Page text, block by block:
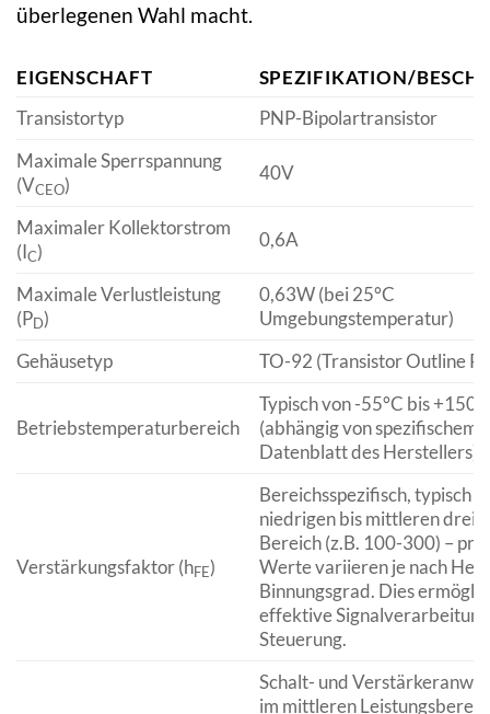
überlegenen Wahl macht.
EIGENSCHAFT
SPEZIFIKATION/
Transistortyp
PNP-Bipolartransistor
Maximale Sperrspannung
(VCEO)
40V
Maximaler Kollektorstrom
(IC)
0,6A
Maximale Verlustleistung
(PD)
0,63W (bei 25°C
Umgebungstemperatur)
Gehäusetyp
TO-92 (Transistor Outline
Betriebstemperaturbereich
Typisch von -55°C bis
(abhängig von spezifischem
Datenblatt des Herstellers)
Verstärkungsfaktor (hFE)
Bereichsspezifisch, typisch
niedrigen bis mittleren
Bereich (z.B. 100-300) –
Werte variieren je nach
Binnungsgrad. Dies
effektive
Steuerung.
Schalt- und
im mittleren